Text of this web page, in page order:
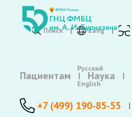
Поиск Lang
Русский
English
Пациентам Наука
+7 (499) 190-85-55